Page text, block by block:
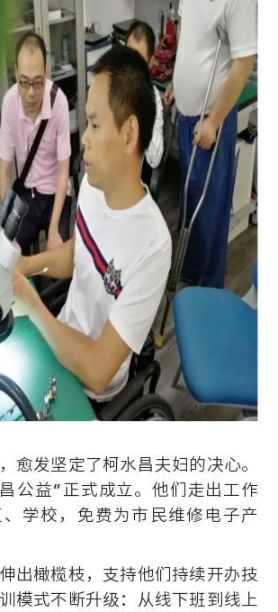
愈发坚定了柯水昌夫妇的决心。
公益”正式成立。他们走出工作
学校，免费为市民维修电子产
出橄榄枝，支持他们持续开办技
模式不断升级：从线下班到线上